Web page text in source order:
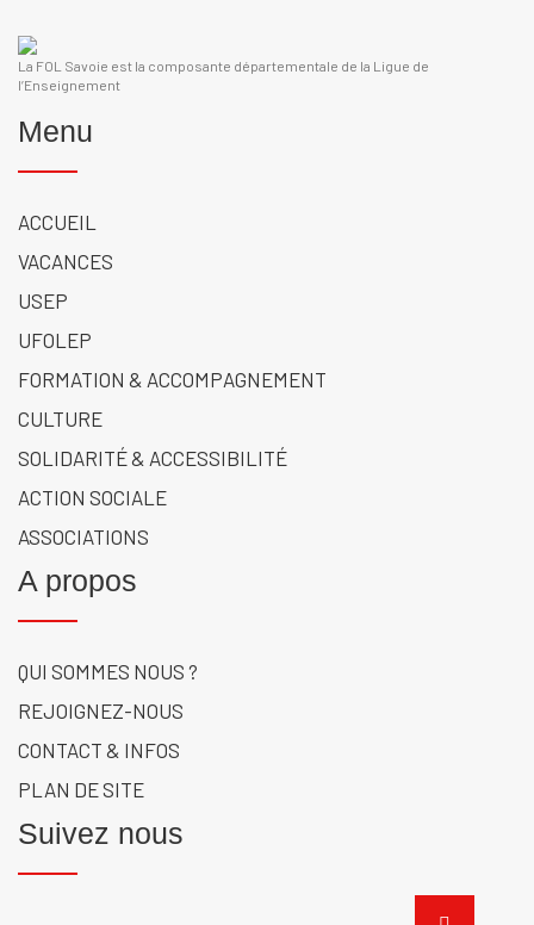
La FOL Savoie est la composante départementale de la Ligue de
l’Enseignement
Menu
ACCUEIL
VACANCES
USEP
UFOLEP
FORMATION & ACCOMPAGNEMENT
CULTURE
SOLIDARITÉ & ACCESSIBILITÉ
ACTION SOCIALE
ASSOCIATIONS
A propos
QUI SOMMES NOUS ?
REJOIGNEZ-NOUS
CONTACT & INFOS
PLAN DE SITE
Suivez nous